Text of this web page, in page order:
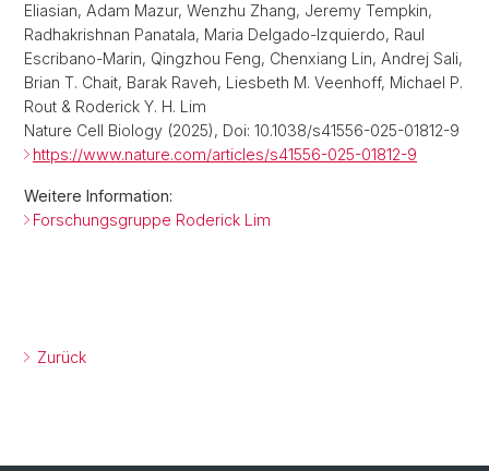
Eliasian, Adam Mazur, Wenzhu Zhang, Jeremy Tempkin,
Radhakrishnan Panatala, Maria Delgado-Izquierdo, Raul
Escribano-Marin, Qingzhou Feng, Chenxiang Lin, Andrej Sali,
Brian T. Chait, Barak Raveh, Liesbeth M. Veenhoff, Michael P.
Rout & Roderick Y. H. Lim
Nature Cell Biology (2025), Doi: 10.1038/s41556-025-01812-9
https://www.nature.com/articles/s41556-025-01812-9
Weitere Information:
Forschungsgruppe Roderick Lim
Zurück